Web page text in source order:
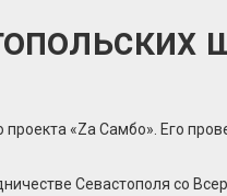
«Zа Самбо». Его
Севастополя со